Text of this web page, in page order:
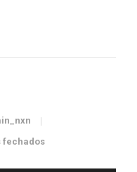
fechadosem Created lights